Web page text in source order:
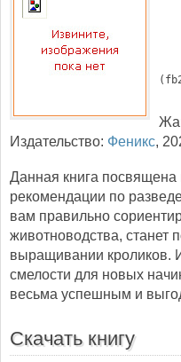
(
Издательство: Феникс,
Данная книга посвящена
рекомендации по
вам правильно
животноводства, станет
выращивании кроликов.
смелости для новых
весьма успешным и
Скачать книгу